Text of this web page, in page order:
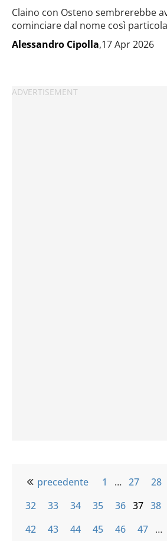
Claino con Osteno sembrerebbe
cominciare dal nome così
Alessandro Cipolla,17 Apr 2026
precedente 1 … 27 28
32
33 34 35 36 37 38
42
43 44 45 46 47 …